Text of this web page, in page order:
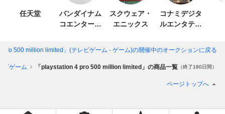
任天堂
バンダイナム
コエンターテ
スクウェア・
エニックス
コナミデジタ
ルエンタテイ
pro 500 million limited」(テレビゲーム - ゲーム)の開催中のオークションに戻る
ビゲーム 「playstation 4 pro 500 million limited」の商品一覧 （終了180日間）
ページトップへ